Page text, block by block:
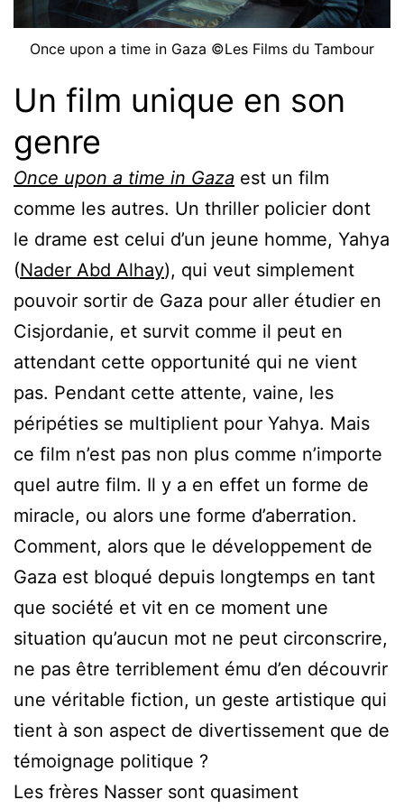
Once upon a time in Gaza ©Les Films du Tambour
Un film unique en son
genre
Once upon a time in Gaza est un film
comme les autres. Un thriller policier dont
le drame est celui d’un jeune homme, Yahya
(Nader Abd Alhay), qui veut simplement
pouvoir sortir de Gaza pour aller étudier en
Cisjordanie, et survit comme il peut en
attendant cette opportunité qui ne vient
pas. Pendant cette attente, vaine, les
péripéties se multiplient pour Yahya. Mais
ce film n’est pas non plus comme n’importe
quel autre film. Il y a en effet un forme de
miracle, ou alors une forme d’aberration.
Comment, alors que le développement de
Gaza est bloqué depuis longtemps en tant
que société et vit en ce moment une
situation qu’aucun mot ne peut circonscrire,
ne pas être terriblement ému d’en découvrir
une véritable fiction, un geste artistique qui
tient à son aspect de divertissement que de
témoignage politique ?
Les frères Nasser sont quasiment